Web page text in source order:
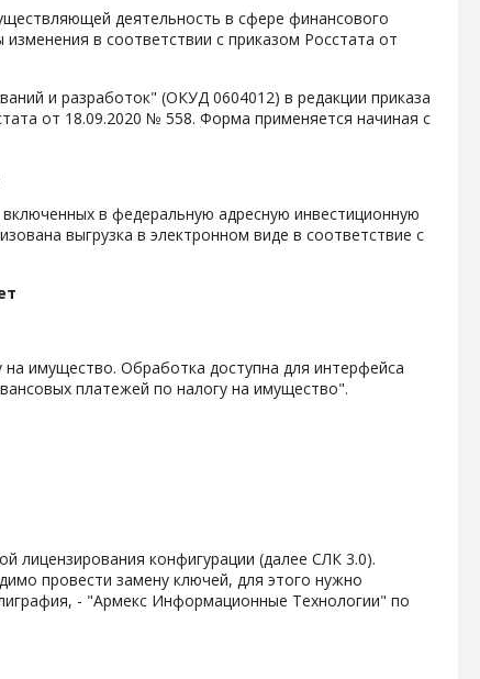
деятельность в сфере финансового
в соответствии с приказом Росстата от
и разработок" (ОКУД 0604012) в редакции приказа
от 18.09.2020 № 558. Форма применяется начиная с
в федеральную адресную инвестиционную
выгрузка в электронном виде в соответствие с
имущество. Обработка доступна для интерфейса
платежей по налогу на имущество".
лицензирования конфигурации (далее СЛК 3.0).
провести замену ключей, для этого нужно
- "Армекс Информационные Технологии" по